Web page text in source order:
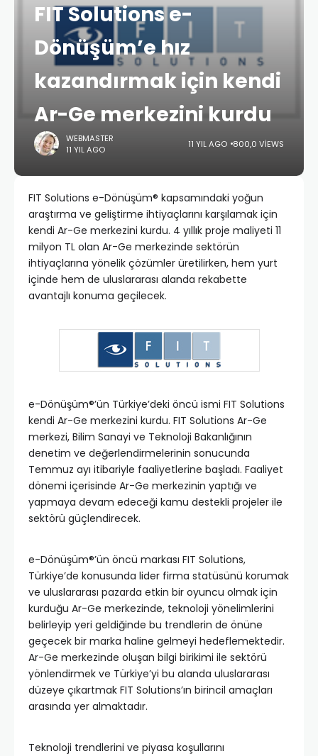
FIT Solutions e-
Dönüşüm’e hız
kazandırmak için kendi
Ar-Ge merkezini kurdu
WEBMASTER
11 YIL AGO
11 YIL AGO 800,0 VIEWS
FIT Solutions e-Dönüşüm® kapsamındaki yoğun
araştırma ve geliştirme ihtiyaçlarını karşılamak için
kendi Ar-Ge merkezini kurdu. 4 yıllık proje maliyeti 11
milyon TL olan Ar-Ge merkezinde sektörün
ihtiyaçlarına yönelik çözümler üretilirken, hem yurt
içinde hem de uluslararası alanda rekabette
avantajlı konuma geçilecek.
e-Dönüşüm®’ün Türkiye’deki öncü ismi FIT Solutions
kendi Ar-Ge merkezini kurdu. FIT Solutions Ar-Ge
merkezi, Bilim Sanayi ve Teknoloji Bakanlığının
denetim ve değerlendirmelerinin sonucunda
Temmuz ayı itibariyle faaliyetlerine başladı. Faaliyet
dönemi içerisinde Ar-Ge merkezinin yaptığı ve
yapmaya devam edeceği kamu destekli projeler ile
sektörü güçlendirecek.
e-Dönüşüm®’ün öncü markası FIT Solutions,
Türkiye’de konusunda lider firma statüsünü korumak
ve uluslararası pazarda etkin bir oyuncu olmak için
kurduğu Ar-Ge merkezinde, teknoloji yönelimlerini
belirleyip yeri geldiğinde bu trendlerin de önüne
geçecek bir marka haline gelmeyi hedeflemektedir.
Ar-Ge merkezinde oluşan bilgi birikimi ile sektörü
yönlendirmek ve Türkiye’yi bu alanda uluslararası
düzeye çıkartmak FIT Solutions’ın birincil amaçları
arasında yer almaktadır.
Teknoloji trendlerini ve piyasa koşullarını